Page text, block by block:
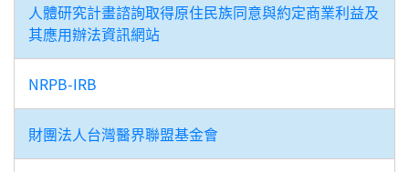
人體研究計畫諮詢取得原住民族同意與約定商業利益及
其應用辦法資訊網站
NRPB-IRB
財團法人台灣醫界聯盟基金會